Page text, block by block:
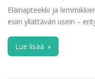
Eläinapteekki ja
esiin yllättävän usein –
Lue lisää »